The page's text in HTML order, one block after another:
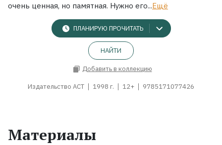
очень ценная, но памятная. Нужно его...Ещё
ПЛАНИРУЮ ПРОЧИТАТЬ
НАЙТИ
Добавить в коллекцию
Издательство АСТ 1998 г. 12+ 9785171077426
Материалы